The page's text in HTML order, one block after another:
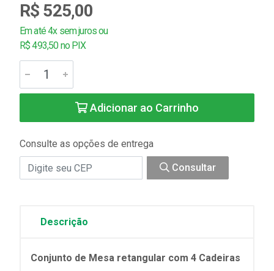
R$ 525,00
Em até 4x sem juros ou
R$ 493,50 no PIX
Adicionar ao Carrinho
Consulte as opções de entrega
Consultar
Descrição
Conjunto de Mesa retangular com 4 Cadeiras